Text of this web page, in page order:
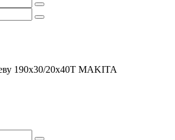
190x30/20x40T MAKITA